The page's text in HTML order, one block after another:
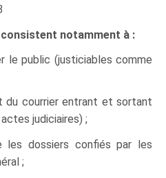
notamment à :
le public (justiciables comme
du courrier entrant et sortant
judiciaires) ;
dossiers confiés par les
;